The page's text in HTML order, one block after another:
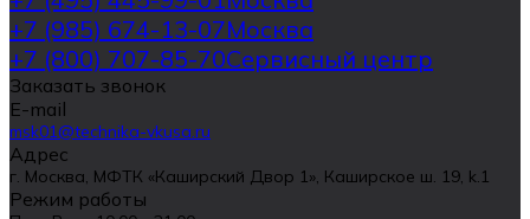
+7 (985) 674-13-07Москва
+7 (800) 707-85-70Сервисный центр
Заказать звонок
E-mail
msk01@technika-vkusa.ru
Адрес
г. Москва, МФТК «Каширский Двор 1», Каширское ш. 19, k.1
Режим работы